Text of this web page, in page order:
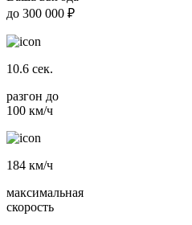
до 300 000 ₽
10.6 сек.
разгон до
100 км/ч
184 км/ч
максимальная
скорость